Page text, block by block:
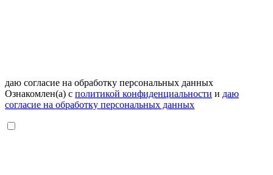
даю согласие на обработку персональных данных
Ознакомлен(а) с политикой конфиденциальности и даю
согласие на обработку персональных данных